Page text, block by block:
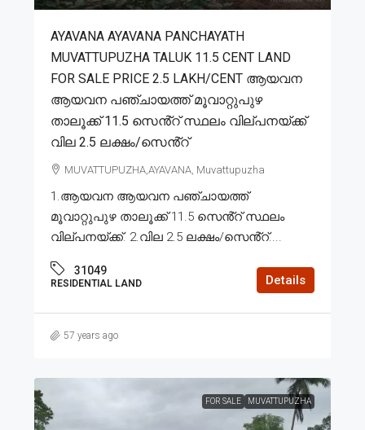
AYAVANA AYAVANA PANCHAYATH
MUVATTUPUZHA TALUK 11.5 CENT LAND
FOR SALE PRICE 2.5 LAKH/CENT ആയവന
ആയവന പഞ്ചായത്ത് മൂവാറ്റുപുഴ
താലൂക്ക് 11.5 സെൻ്റ് സ്ഥലം വില്പനയ്ക്ക്
വില 2.5 ലക്ഷം/സെൻ്റ്
MUVATTUPUZHA,AYAVANA, Muvattupuzha
1.ആയവന ആയവന പഞ്ചായത്ത്
മൂവാറ്റുപുഴ താലൂക്ക് 11.5 സെൻ്റ് സ്ഥലം
വില്പനയ്ക്ക്. 2.വില 2.5 ലക്ഷം/സെൻ്റ്....
31049
RESIDENTIAL LAND Details
57 years ago
FOR SALE MUVATTUPUZHA